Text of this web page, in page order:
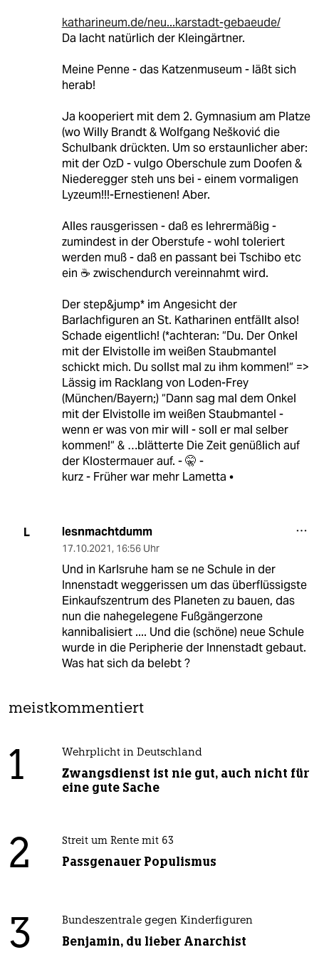
katharineum.de/neu...karstadt-gebaeude/
Da lacht natürlich der Kleingärtner.
Meine Penne - das Katzenmuseum - läßt sich
herab!
Ja kooperiert mit dem 2. Gymnasium am Platze
(wo Willy Brandt & Wolfgang Nešković die
Schulbank drückten. Um so erstaunlicher aber:
mit der OzD - vulgo Oberschule zum Doofen &
Niederegger steh uns bei - einem vormaligen
Lyzeum!!!-Ernestienen! Aber.
Alles rausgerissen - daß es lehrermäßig -
zumindest in der Oberstufe - wohl toleriert
werden muß - daß en passant bei Tschibo etc
ein ☕️ zwischendurch vereinnahmt wird.
Der step&jump* im Angesicht der
Barlachfiguren an St. Katharinen entfällt also!
Schade eigentlich! (*achteran: “Du. Der Onkel
mit der Elvistolle im weißen Staubmantel
schickt mich. Du sollst mal zu ihm kommen!“ =>
Lässig im Racklang von Loden-Frey
(München/Bayern;) “Dann sag mal dem Onkel
mit der Elvistolle im weißen Staubmantel -
wenn er was von mir will - soll er mal selber
kommen!“ & …blätterte Die Zeit genüßlich auf
der Klostermauer auf. - 🤫 -
kurz - Früher war mehr Lametta •
L lesnmachtdumm
17.10.2021, 16:56 Uhr
Und in Karlsruhe ham se ne Schule in der
Innenstadt weggerissen um das überflüssigste
Einkaufszentrum des Planeten zu bauen, das
nun die nahegelegene Fußgängerzone
kannibalisiert .... Und die (schöne) neue Schule
wurde in die Peripherie der Innenstadt gebaut.
Was hat sich da belebt ?
meistkommentiert
1 Wehrplicht in Deutschland
Zwangsdienst ist nie gut, auch nicht für
eine gute Sache
2 Streit um Rente mit 63
Passgenauer Populismus
3 Bundeszentrale gegen Kinderfiguren
Benjamin, du lieber Anarchist